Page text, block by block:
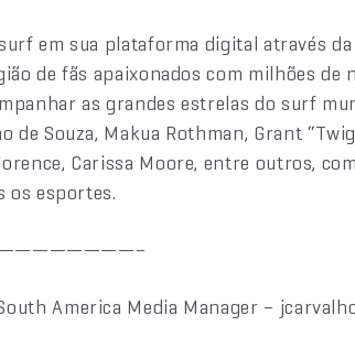
em sua plataforma digital através da
de fãs apaixonados com milhões de
as grandes estrelas do surf
de Souza, Makua Rothman, Grant
Carissa Moore, entre outros,
os esportes.
America Media Manager –